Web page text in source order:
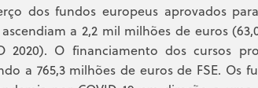
dos fundos europeus aprovados
a 2,2 mil milhões de euros
2020). O financiamento dos cursos
a 765,3 milhões de euros de FSE. Os